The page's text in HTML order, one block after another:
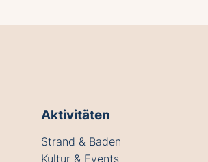
Aktivitäten
Strand & Baden
Kultur & Events